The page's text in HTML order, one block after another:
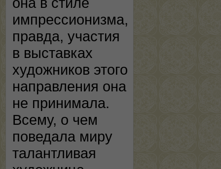
импрессионизма,
правда, участия
в выставках
художников этого
направления она
не принимала.
Всему, о чем
поведала миру
талантливая